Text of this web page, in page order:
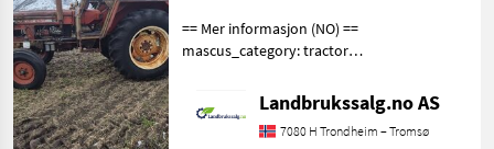
== Mer informasjon (NO) ==
mascus_category: tractors
number upon request: 8638
See
en.landbrukssalg.no/8638
Landbrukssalg.no AS
7080 H Trondheim – Tromsø